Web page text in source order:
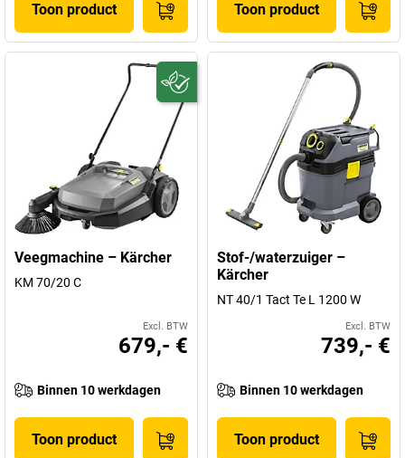
Toon product Toon product
Veegmachine – Kärcher
KM 70/20 C
Excl. BTW
679,- €
Binnen 10 werkdagen
Toon product
Stof-/waterzuiger –
Kärcher
NT 40/1 Tact Te L 1200 W
Excl. BTW
739,- €
Binnen 10 werkdagen
Toon product